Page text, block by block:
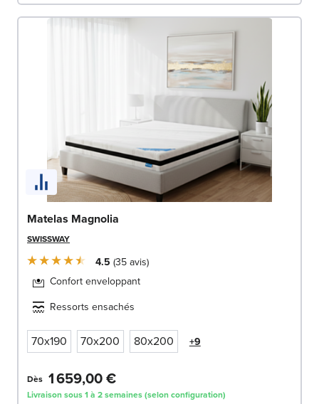
Matelas Magnolia
SWISSWAY
4.5 35avis
Confort enveloppant
Ressorts ensachés
70x190 70x200 80x200 +9
Dès 1 659,00 €
Livraison sous 1 à 2 semaines (selon configuration)